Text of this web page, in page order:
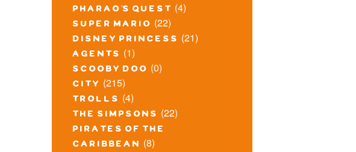
pharao's quest (4)
super mario (22)
disney princess (21)
agents (1)
scooby doo (0)
city (215)
trolls (4)
the simpsons (22)
pirates of the
caribbean (8)